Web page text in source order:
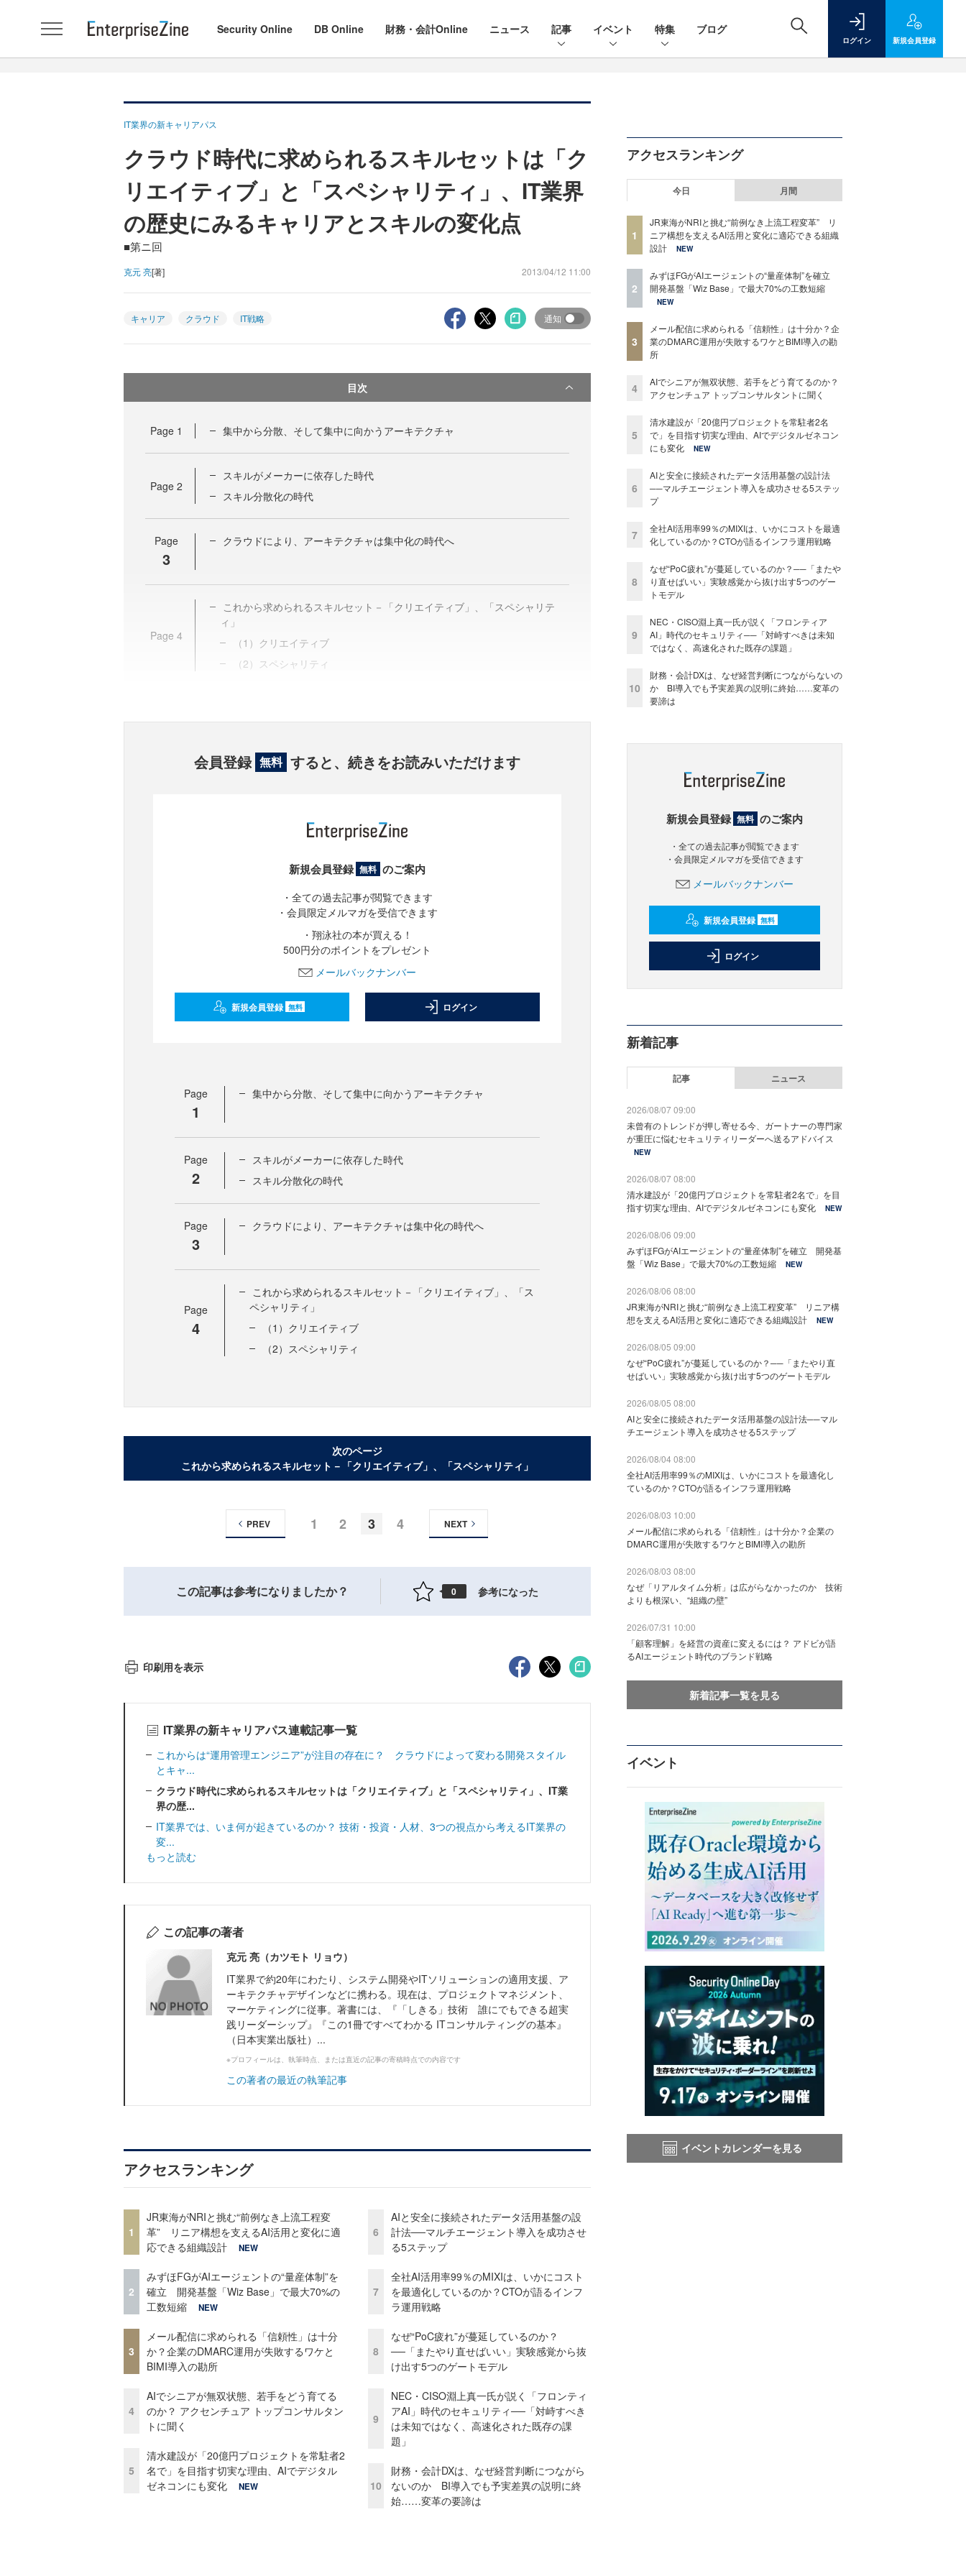
Security Online DB Online 財務・会計Online ニュース 記事 イベント 特集 ブログ
ログイン 新規会員登録
IT業界の新キャリアパス
クラウド時代に求められるスキルセットは「ク
リエイティブ」と「スペシャリティ」、IT業界
の歴史にみるキャリアとスキルの変化点
■第ニ回
克元 亮[著] 2013/04/12 11:00
キャリア クラウド IT戦略 通知
目次
Page 1 集中から分散、そして集中に向かうアーキテクチャ
Page 2
スキルがメーカーに依存した時代
スキル分散化の時代
Page
3
クラウドにより、アーキテクチャは集中化の時代へ
Page 4
これから求められるスキルセット－「クリエイティブ」、「スペシャリテ
ィ」
（1）クリエイティブ
（2）スペシャリティ
会員登録 無料 すると、続きをお読みいただけます
新規会員登録 無料 のご案内
・全ての過去記事が閲覧できます
・会員限定メルマガを受信できます
・翔泳社の本が買える！
500円分のポイントをプレゼント
メールバックナンバー
新規会員登録 無料 ログイン
Page
1
集中から分散、そして集中に向かうアーキテクチャ
Page
2
スキルがメーカーに依存した時代
スキル分散化の時代
Page
3
クラウドにより、アーキテクチャは集中化の時代へ
Page
4
これから求められるスキルセット－「クリエイティブ」、「ス
ペシャリティ」
（1）クリエイティブ
（2）スペシャリティ
次のページ
これから求められるスキルセット－「クリエイティブ」、「スペシャリティ」
1 2 3 4
PREV NEXT
この記事は参考になりましたか？ 0 参考になった
印刷用を表示
IT業界の新キャリアパス連載記事一覧
これからは“運用管理エンジニア”が注目の存在に？ クラウドによって変わる開発スタイル
とキャ...
クラウド時代に求められるスキルセットは「クリエイティブ」と「スペシャリティ」、IT業
界の歴...
IT業界では、いま何が起きているのか？ 技術・投資・人材、3つの視点から考えるIT業界の
変...
もっと読む
この記事の著者
克元 亮（カツモト リョウ）
IT業界で約20年にわたり、システム開発やITソリューションの適用支援、ア
ーキテクチャデザインなどに携わる。現在は、プロジェクトマネジメント、
マーケティングに従事。著書には、『「しきる」技術 誰にでもできる超実
践リーダーシップ』『この1冊ですべてわかる ITコンサルティングの基本』
（日本実業出版社）...
※プロフィールは、執筆時点、または直近の記事の寄稿時点での内容です
この著者の最近の執筆記事
アクセスランキング
1
JR東海がNRIと挑む“前例なき上流工程変
革” リニア構想を支えるAI活用と変化に適
応できる組織設計
NEW
2
みずほFGがAIエージェントの“量産体制”を
確立 開発基盤「Wiz Base」で最大70%の
工数短縮
NEW
3
メール配信に求められる「信頼性」は十分
か？企業のDMARC運用が失敗するワケと
BIMI導入の勘所
4
AIでシニアが無双状態、若手をどう育てる
のか？ アクセンチュア トップコンサルタン
トに聞く
5
清水建設が「20億円プロジェクトを常駐者2
名で」を目指す切実な理由、AIでデジタル
ゼネコンにも変化
NEW
6
AIと安全に接続されたデータ活用基盤の設
計法──マルチエージェント導入を成功させ
る5ステップ
7
全社AI活用率99％のMIXIは、いかにコスト
を最適化しているのか？CTOが語るインフ
ラ運用戦略
8
なぜ“PoC疲れ”が蔓延しているのか？
──「またやり直せばいい」実験感覚から抜
け出す5つのゲートモデル
9
NEC・CISO淵上真一氏が説く「フロンティ
アAI」時代のセキュリティ──「対峙すべき
は未知ではなく、高速化された既存の課
題」
10
財務・会計DXは、なぜ経営判断につながら
ないのか BI導入でも予実差異の説明に終
始……変革の要諦は
アクセスランキング
今日 月間
1
JR東海がNRIと挑む“前例なき上流工程変革” リ
ニア構想を支えるAI活用と変化に適応できる組織
設計
NEW
2
みずほFGがAIエージェントの“量産体制”を確立
開発基盤「Wiz Base」で最大70%の工数短縮
NEW
3
メール配信に求められる「信頼性」は十分か？企
業のDMARC運用が失敗するワケとBIMI導入の勘
所
4
AIでシニアが無双状態、若手をどう育てるのか？
アクセンチュア トップコンサルタントに聞く
5
清水建設が「20億円プロジェクトを常駐者2名
で」を目指す切実な理由、AIでデジタルゼネコン
にも変化
NEW
6
AIと安全に接続されたデータ活用基盤の設計法
──マルチエージェント導入を成功させる5ステッ
プ
7
全社AI活用率99％のMIXIは、いかにコストを最適
化しているのか？CTOが語るインフラ運用戦略
8
なぜ“PoC疲れ”が蔓延しているのか？──「またや
り直せばいい」実験感覚から抜け出す5つのゲー
トモデル
9
NEC・CISO淵上真一氏が説く「フロンティア
AI」時代のセキュリティ──「対峙すべきは未知
ではなく、高速化された既存の課題」
10
財務・会計DXは、なぜ経営判断につながらないの
か BI導入でも予実差異の説明に終始……変革の
要諦は
新規会員登録 無料 のご案内
・全ての過去記事が閲覧できます
・会員限定メルマガを受信できます
メールバックナンバー
新規会員登録 無料
ログイン
新着記事
記事 ニュース
2026/08/07 09:00
未曾有のトレンドが押し寄せる今、ガートナーの専門家
が重圧に悩むセキュリティリーダーへ送るアドバイス
NEW
2026/08/07 08:00
清水建設が「20億円プロジェクトを常駐者2名で」を目
指す切実な理由、AIでデジタルゼネコンにも変化
NEW
2026/08/06 09:00
みずほFGがAIエージェントの“量産体制”を確立 開発基
盤「Wiz Base」で最大70%の工数短縮
NEW
2026/08/06 08:00
JR東海がNRIと挑む“前例なき上流工程変革” リニア構
想を支えるAI活用と変化に適応できる組織設計
NEW
2026/08/05 09:00
なぜ“PoC疲れ”が蔓延しているのか？──「またやり直
せばいい」実験感覚から抜け出す5つのゲートモデル
2026/08/05 08:00
AIと安全に接続されたデータ活用基盤の設計法──マル
チエージェント導入を成功させる5ステップ
2026/08/04 08:00
全社AI活用率99％のMIXIは、いかにコストを最適化し
ているのか？CTOが語るインフラ運用戦略
2026/08/03 10:00
メール配信に求められる「信頼性」は十分か？企業の
DMARC運用が失敗するワケとBIMI導入の勘所
2026/08/03 08:00
なぜ「リアルタイム分析」は広がらなかったのか 技術
よりも根深い、“組織の壁”
2026/07/31 10:00
「顧客理解」を経営の資産に変えるには？ アドビが語
るAIエージェント時代のブランド戦略
新着記事一覧を見る
イベント
イベントカレンダーを見る